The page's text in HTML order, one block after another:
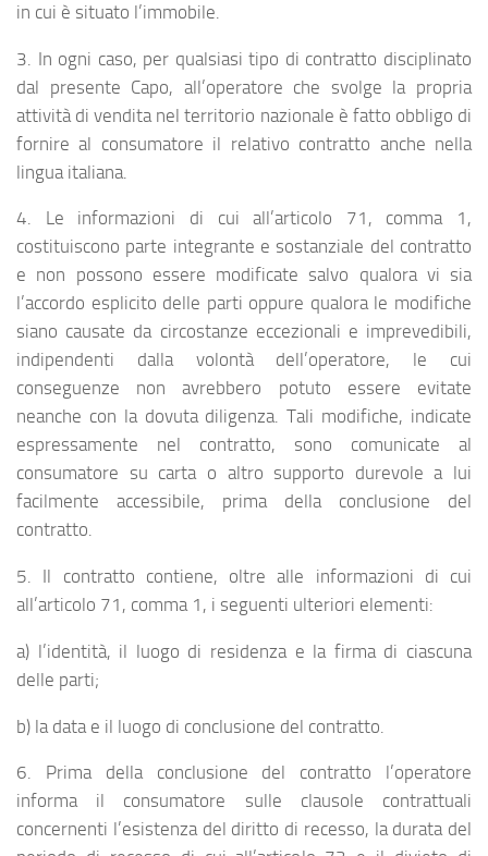
in cui è situato l’immobile.
3. In ogni caso, per qualsiasi tipo di contratto disciplinato
dal presente Capo, all’operatore che svolge la propria
attività di vendita nel territorio nazionale è fatto obbligo di
fornire al consumatore il relativo contratto anche nella
lingua italiana.
4. Le informazioni di cui all’articolo 71, comma 1,
costituiscono parte integrante e sostanziale del contratto
e non possono essere modificate salvo qualora vi sia
l’accordo esplicito delle parti oppure qualora le modifiche
siano causate da circostanze eccezionali e imprevedibili,
indipendenti dalla volontà dell’operatore, le cui
conseguenze non avrebbero potuto essere evitate
neanche con la dovuta diligenza. Tali modifiche, indicate
espressamente nel contratto, sono comunicate al
consumatore su carta o altro supporto durevole a lui
facilmente accessibile, prima della conclusione del
contratto.
5. Il contratto contiene, oltre alle informazioni di cui
all’articolo 71, comma 1, i seguenti ulteriori elementi:
a) l’identità, il luogo di residenza e la firma di ciascuna
delle parti;
b) la data e il luogo di conclusione del contratto.
6. Prima della conclusione del contratto l’operatore
informa il consumatore sulle clausole contrattuali
concernenti l’esistenza del diritto di recesso, la durata del